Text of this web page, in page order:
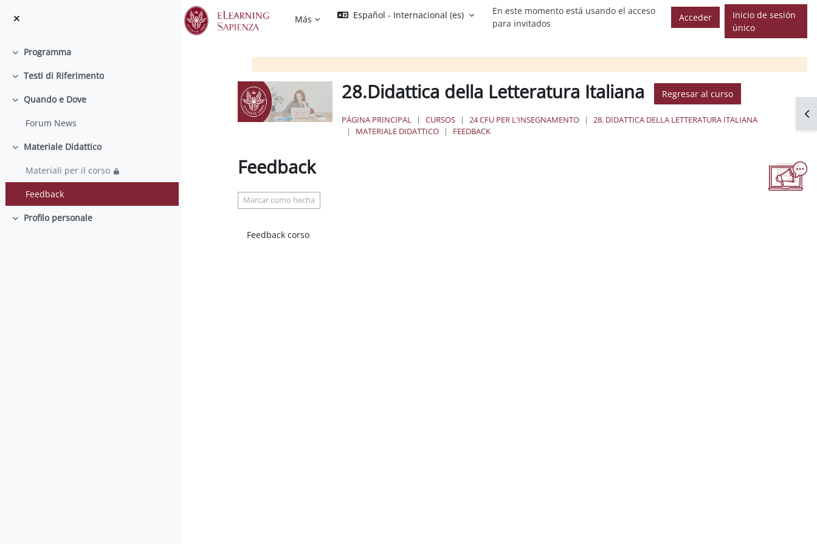
Más
Español - Internacional ‎(es)‎
En este momento está usando el acceso
para invitados
Acceder
Inicio de sesión
único
Colapsar
Programma
Colapsar
Testi di Riferimento
Colapsar
Quando e Dove
Forum News
Colapsar
Materiale Didattico
Materiali per il corso
Feedback
Colapsar
Profilo personale
28.Didattica della Letteratura Italiana Regresar al curso
PÁGINA PRINCIPAL CURSOS 24 CFU PER L'INSEGNAMENTO
28. DIDATTICA DELLA LETTERATURA ITALIANA
MATERIALE DIDATTICO
FEEDBACK
Feedback
Marcar como hecha
Feedback corso